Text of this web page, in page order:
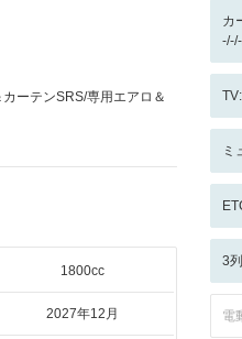
ーテンSRS/専用エアロ＆
1800cc
2027年12月
カ
ミ
3
電